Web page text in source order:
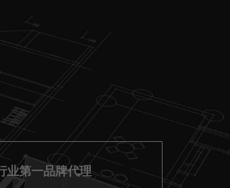
业第一品牌代理